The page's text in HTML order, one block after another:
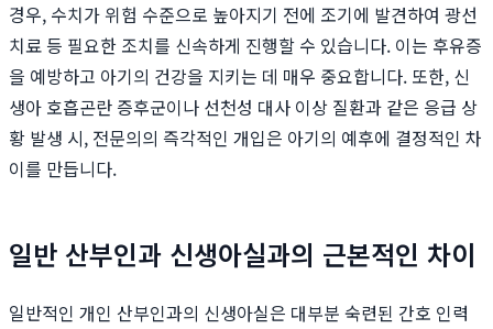
경우, 수치가 위험 수준으로 높아지기 전에 조기에 발견하여 광선
치료 등 필요한 조치를 신속하게 진행할 수 있습니다. 이는 후유증
을 예방하고 아기의 건강을 지키는 데 매우 중요합니다. 또한, 신
생아 호흡곤란 증후군이나 선천성 대사 이상 질환과 같은 응급 상
황 발생 시, 전문의의 즉각적인 개입은 아기의 예후에 결정적인 차
이를 만듭니다.
일반 산부인과 신생아실과의 근본적인 차이
일반적인 개인 산부인과의 신생아실은 대부분 숙련된 간호 인력